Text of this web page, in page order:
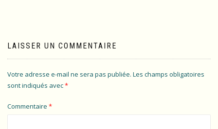
LAISSER UN COMMENTAIRE
Votre adresse e-mail ne sera pas publiée. Les champs obligatoires
sont indiqués avec*
Commentaire *